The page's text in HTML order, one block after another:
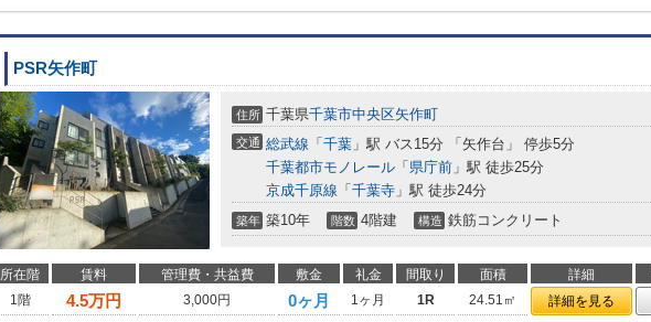
PSR矢作町
住所 千葉県千葉市中央区矢作町
交通 総武線 「 千葉 」駅 バス15分 「矢作台」 停歩5分
千葉都市モノレール 「 県庁前 」駅 徒歩25分
京成千原線 「 千葉寺 」駅 徒歩24分
築年 築10年 階数 4階建 構造 鉄筋コンクリート
所在階 賃料 管理費・共益費 敷金 礼金 間取り 面積 詳細
1階
4.5万円 3,000円 0ヶ月 1ヶ月 1R 24.51㎡ 詳細を見る